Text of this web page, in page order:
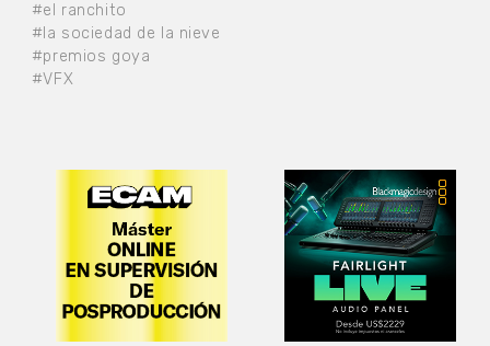
#el ranchito
#la sociedad de la nieve
#premios goya
#VFX